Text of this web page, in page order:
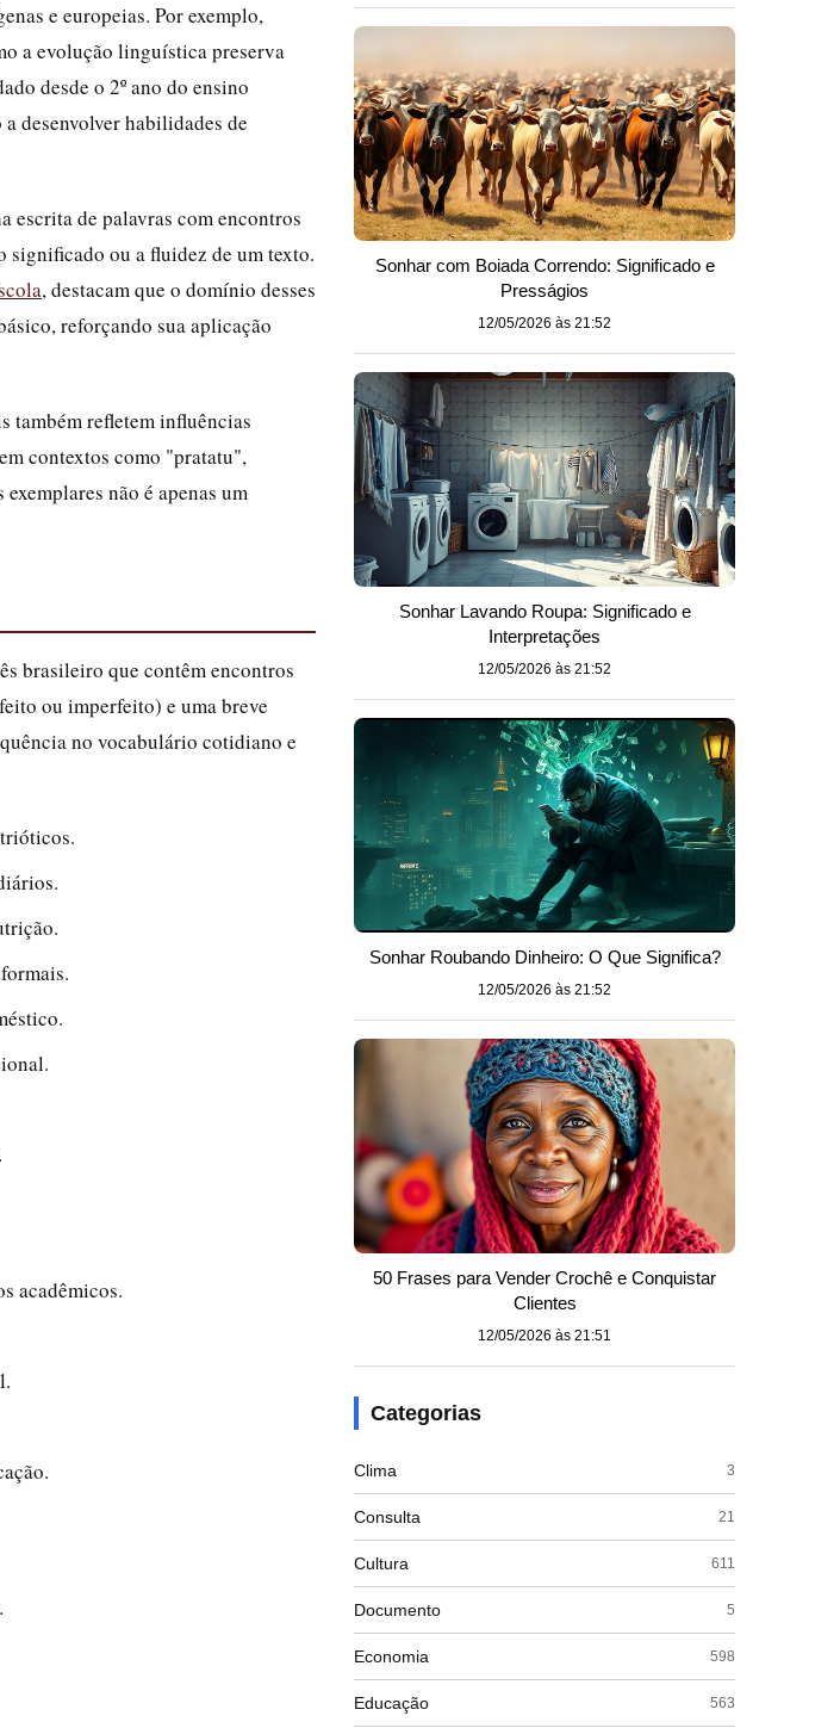
e europeias. Por exemplo,
a evolução linguística preserva
desde o 2º ano do ensino
desenvolver habilidades de
escrita de palavras com encontros
significado ou a fluidez de um texto.
, destacam que o domínio desses
reforçando sua aplicação
também refletem influências
contextos como "pratatu",
não é apenas um
brasileiro que contêm encontros
ou imperfeito) e uma breve
no vocabulário cotidiano e
acadêmicos.
Sonhar com Boiada Correndo: Significado e
Presságios
12/05/2026 às 21:52
Sonhar Lavando Roupa: Significado e
Interpretações
12/05/2026 às 21:52
Sonhar Roubando Dinheiro: O Que Significa?
12/05/2026 às 21:52
50 Frases para Vender Crochê e Conquistar
Clientes
12/05/2026 às 21:51
Categorias
Clima 3
Consulta 21
Cultura 611
Documento 5
Economia 598
Educação 563